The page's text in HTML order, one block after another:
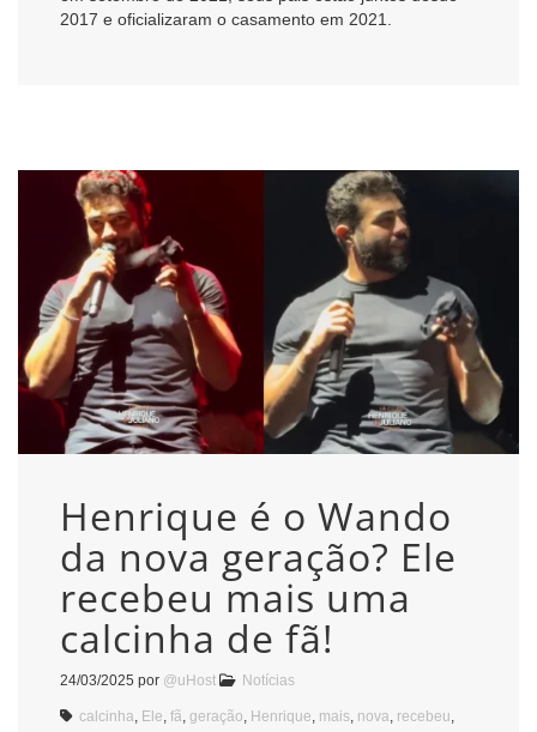
2017 e oficializaram o casamento em 2021.
Henrique é o Wando
da nova geração? Ele
recebeu mais uma
calcinha de fã!
24/03/2025 por @uHost Notícias
calcinha Ele fã geração Henrique mais nova recebeu